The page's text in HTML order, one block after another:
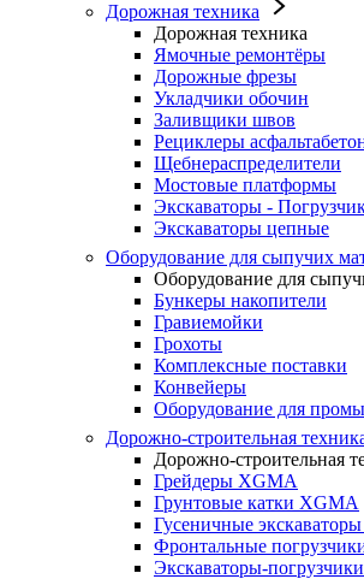
Дорожная техника
Дорожная техника
Ямочные ремонтёры
Дорожные фрезы
Укладчики обочин
Заливщики швов
Рециклеры
Щебнераспределители
Мостовые платформы
Экскаваторы -
Экскаваторы цепные
Оборудование для сыпучих
Оборудование для
Бункеры накопители
Гравиемойки
Грохоты
Комплексные поставки
Конвейеры
Оборудование для
Дорожно-строительная
Дорожно-строительная
Грейдеры XGMA
Грунтовые катки XGMA
Гусеничные
Фронтальные
Экскаваторы-